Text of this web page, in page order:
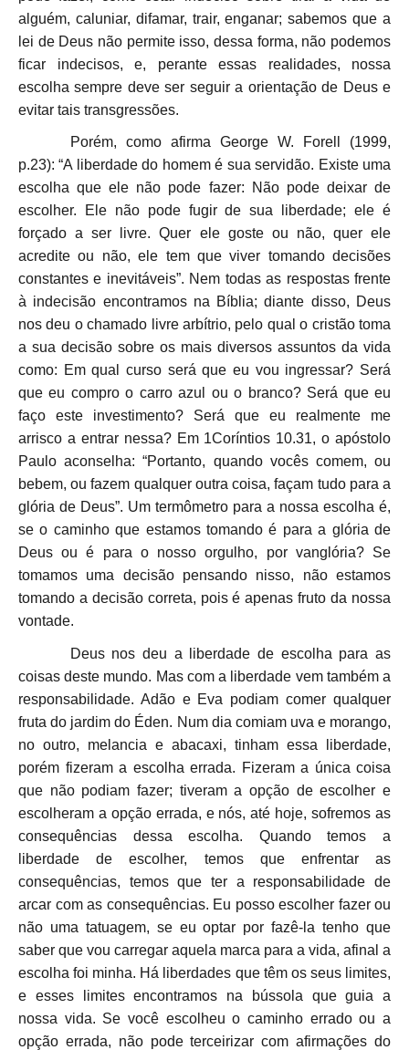
alguém, caluniar, difamar, trair, enganar; sabemos que a
lei de Deus não permite isso, dessa forma, não podemos
ficar indecisos, e, perante essas realidades, nossa
escolha sempre deve ser seguir a orientação de Deus e
evitar tais transgressões.
Porém, como afirma George W. Forell (1999,
p.23): “A liberdade do homem é sua servidão. Existe uma
escolha que ele não pode fazer: Não pode deixar de
escolher. Ele não pode fugir de sua liberdade; ele é
forçado a ser livre. Quer ele goste ou não, quer ele
acredite ou não, ele tem que viver tomando decisões
constantes e inevitáveis”. Nem todas as respostas frente
à indecisão encontramos na Bíblia; diante disso, Deus
nos deu o chamado livre arbítrio, pelo qual o cristão toma
a sua decisão sobre os mais diversos assuntos da vida
como: Em qual curso será que eu vou ingressar? Será
que eu compro o carro azul ou o branco? Será que eu
faço este investimento? Será que eu realmente me
arrisco a entrar nessa? Em 1Coríntios 10.31, o apóstolo
Paulo aconselha: “Portanto, quando vocês comem, ou
bebem, ou fazem qualquer outra coisa, façam tudo para a
glória de Deus”. Um termômetro para a nossa escolha é,
se o caminho que estamos tomando é para a glória de
Deus ou é para o nosso orgulho, por vanglória? Se
tomamos uma decisão pensando nisso, não estamos
tomando a decisão correta, pois é apenas fruto da nossa
vontade.
Deus nos deu a liberdade de escolha para as
coisas deste mundo. Mas com a liberdade vem também a
responsabilidade. Adão e Eva podiam comer qualquer
fruta do jardim do Éden. Num dia comiam uva e morango,
no outro, melancia e abacaxi, tinham essa liberdade,
porém fizeram a escolha errada. Fizeram a única coisa
que não podiam fazer; tiveram a opção de escolher e
escolheram a opção errada, e nós, até hoje, sofremos as
consequências dessa escolha. Quando temos a
liberdade de escolher, temos que enfrentar as
consequências, temos que ter a responsabilidade de
arcar com as consequências. Eu posso escolher fazer ou
não uma tatuagem, se eu optar por fazê-la tenho que
saber que vou carregar aquela marca para a vida, afinal a
escolha foi minha. Há liberdades que têm os seus limites,
e esses limites encontramos na bússola que guia a
nossa vida. Se você escolheu o caminho errado ou a
opção errada, não pode terceirizar com afirmações do